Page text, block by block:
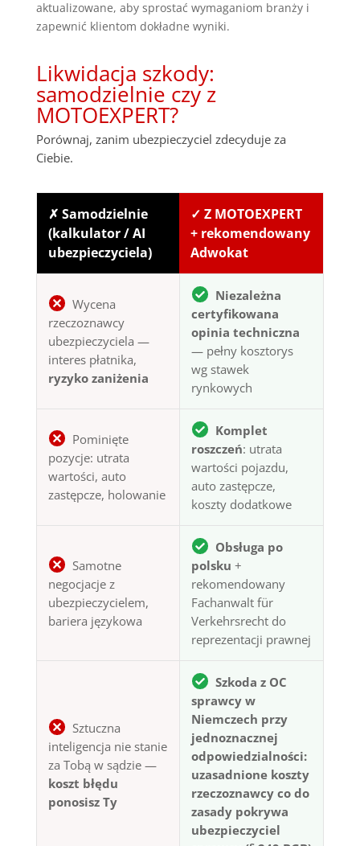
aktualizowane, aby sprostać wymaganiom branży i
zapewnić klientom dokładne wyniki.
Likwidacja szkody:
samodzielnie czy z
MOTOEXPERT?
Porównaj, zanim ubezpieczyciel zdecyduje za
Ciebie.
✗ Samodzielnie
(kalkulator / AI
ubezpieczyciela)
✓ Z MOTOEXPERT
+ rekomendowany
Adwokat
Wycena
rzeczoznawcy
ubezpieczyciela —
interes płatnika,
ryzyko zaniżenia
Niezależna
certyfikowana
opinia techniczna
— pełny kosztorys
wg stawek
rynkowych
Pominięte
pozycje: utrata
wartości, auto
zastępcze, holowanie
Komplet
roszczeń: utrata
wartości pojazdu,
auto zastępcze,
koszty dodatkowe
Samotne
negocjacje z
ubezpieczycielem,
bariera językowa
Obsługa po
polsku +
rekomendowany
Fachanwalt für
Verkehrsrecht do
reprezentacji prawnej
Sztuczna
inteligencja nie stanie
za Tobą w sądzie —
koszt błędu
ponosisz Ty
Szkoda z OC
sprawcy w
Niemczech przy
jednoznacznej
odpowiedzialności:
uzasadnione koszty
rzeczoznawcy co do
zasady pokrywa
ubezpieczyciel